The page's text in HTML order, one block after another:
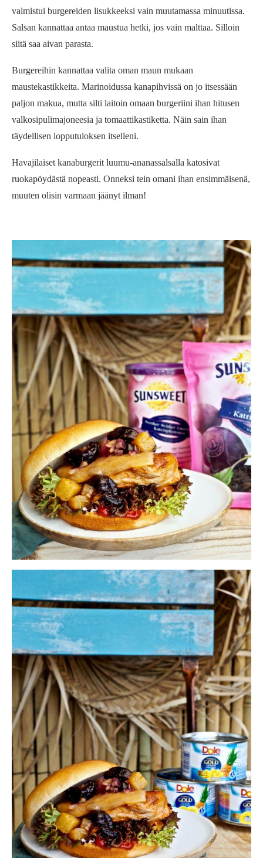
valmistui burgereiden lisukkeeksi vain muutamassa minuutissa.
Salsan kannattaa antaa maustua hetki, jos vain malttaa. Silloin
siitä saa aivan parasta.
Burgereihin kannattaa valita oman maun mukaan
maustekastikkeita. Marinoidussa kanapihvissä on jo itsessään
paljon makua, mutta silti laitoin omaan burgeriini ihan hitusen
valkosipulimajoneesia ja tomaattikastiketta. Näin sain ihan
täydellisen lopputuloksen itselleni.
Havajilaiset kanaburgerit luumu-ananassalsalla katosivat
ruokapöydästä nopeasti. Onneksi tein omani ihan ensimmäisenä,
muuten olisin varmaan jäänyt ilman!